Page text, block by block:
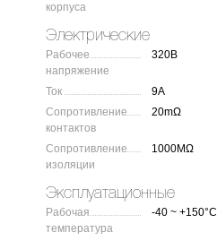
корпуса
Электрические
Рабочее
напряжение
320В
Ток
9А
Сопротивление
контактов
20mΩ
Сопротивление
изоляции
1000MΩ
Эксплуатационные
Рабочая
температура
-40 ~ +150°C